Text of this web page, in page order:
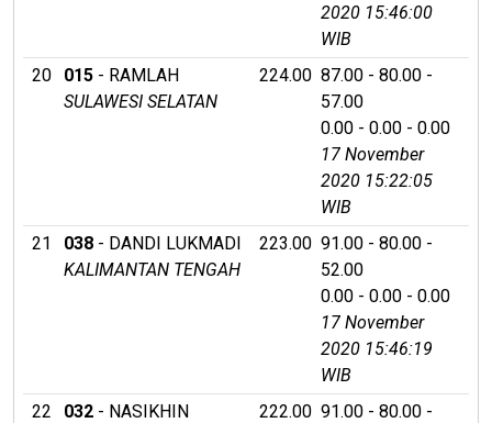
2020 15:46:00
WIB
20
015 - RAMLAH
SULAWESI SELATAN
224.00 87.00 - 80.00 -
57.00
0.00 - 0.00 - 0.00
17 November
2020 15:22:05
WIB
21
038 - DANDI LUKMADI
KALIMANTAN TENGAH
223.00 91.00 - 80.00 -
52.00
0.00 - 0.00 - 0.00
17 November
2020 15:46:19
WIB
22
032 - NASIKHIN
222.00 91.00 - 80.00 -